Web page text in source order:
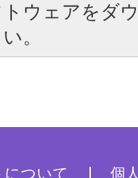
ウェアをダ
。
ついて 個